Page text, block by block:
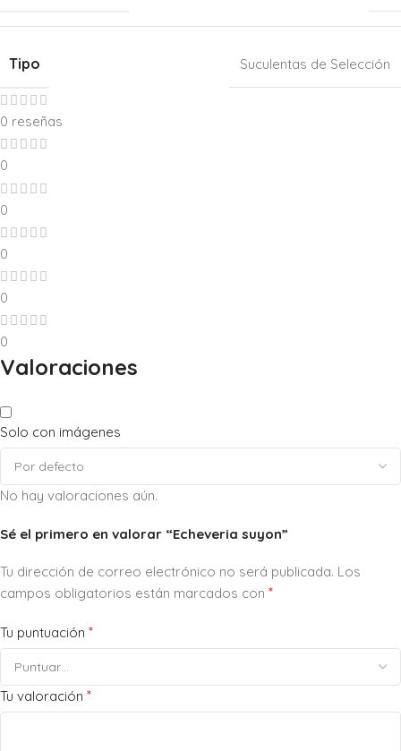
Tipo Suculentas de Selección
0 reseñas
0
0
0
0
0
Valoraciones
Solo con imágenes
No hay valoraciones aún.
Sé el primero en valorar “Echeveria suyon”
Tu dirección de correo electrónico no será publicada. Los
campos obligatorios están marcados con *
Tu puntuación *
Tu valoración *